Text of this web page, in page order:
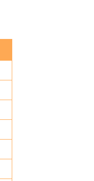
合わせ先とシー